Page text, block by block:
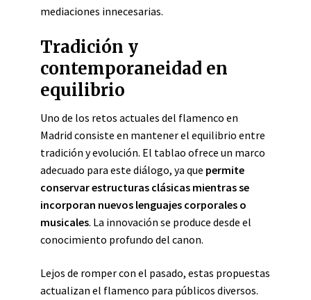
mediaciones innecesarias.
Tradición y
contemporaneidad en
equilibrio
Uno de los retos actuales del flamenco en
Madrid consiste en mantener el equilibrio entre
tradición y evolución. El tablao ofrece un marco
adecuado para este diálogo, ya que permite
conservar estructuras clásicas mientras se
incorporan nuevos lenguajes corporales o
musicales. La innovación se produce desde el
conocimiento profundo del canon.
Lejos de romper con el pasado, estas propuestas
actualizan el flamenco para públicos diversos.